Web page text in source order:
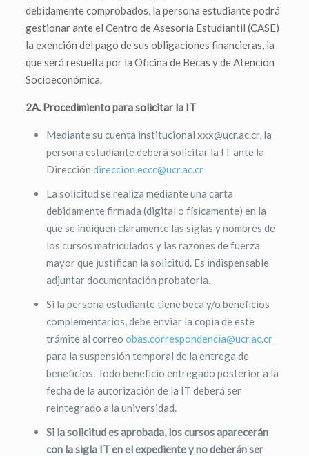
debidamente comprobados, la persona estudiante podrá
gestionar ante el Centro de Asesoría Estudiantil (CASE)
la exención del pago de sus obligaciones financieras, la
que será resuelta por la Oficina de Becas y de Atención
Socioeconómica.
2A. Procedimiento para solicitar la IT
Mediante su cuenta institucional xxx@ucr.ac.cr, la
persona estudiante deberá solicitar la IT ante la
Dirección direccion.eccc@ucr.ac.cr
La solicitud se realiza mediante una carta
debidamente firmada (digital o físicamente) en la
que se indiquen claramente las siglas y nombres de
los cursos matriculados y las razones de fuerza
mayor que justifican la solicitud. Es indispensable
adjuntar documentación probatoria.
Si la persona estudiante tiene beca y/o beneficios
complementarios, debe enviar la copia de este
trámite al correo obas.correspondencia@ucr.ac.cr
para la suspensión temporal de la entrega de
beneficios. Todo beneficio entregado posterior a la
fecha de la autorización de la IT deberá ser
reintegrado a la universidad.
Si la solicitud es aprobada, los cursos aparecerán
con la sigla IT en el expediente y no deberán ser